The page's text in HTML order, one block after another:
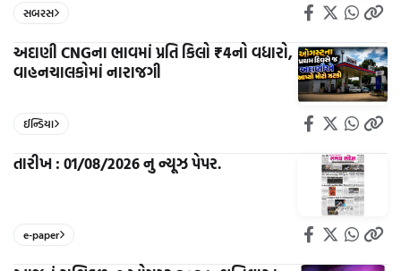
સબરસ
અદાણી CNGના ભાવમાં પ્રતિ કિલો ₹4નો વધારો,
વાહનચાલકોમાં નારાજગી
ઈન્ડિયા
તારીખ : 01/08/2026 નુ ન્યૂઝ પેપર.
e-paper